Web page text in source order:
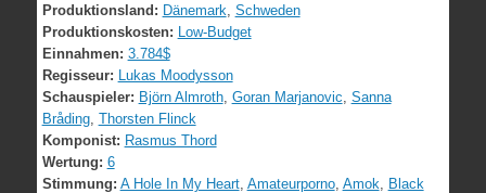
Produktionsland: Dänemark Schweden
Produktionskosten: Low-Budget
Einnahmen: 3.784$
Regisseur: Lukas Moodysson
Schauspieler: Björn Almroth, Goran Marjanovic Sanna
Bråding, Thorsten Flinck
Komponist: Rasmus Thord
Wertung: 6
Stimmung: A Hole In My Heart, Amateurporno, Amok
Black